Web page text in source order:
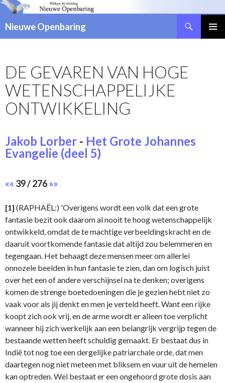
Nieuwe Openbaring
SPRINGEN
DE GEVAREN VAN HOGE
WETENSCHAPPELIJKE
ONTWIKKELING
Jakob Lorber - Het Grote Johannes
Evangelie (deel 5)
«« 39 / 276»»
[1] (RAPHAËL:) 'Overigens wordt een volk dat een grote
fantasie bezit ook daarom al nooit te hoog wetenschappelijk
ontwikkeld, omdat de te machtige verbeeldingskracht en de
daaruit voortkomende fantasie dat altijd zou belemmeren en
tegengaan. Het behaagt deze mensen meer om allerlei
onnozele beelden in hun fantasie te zien, dan om logisch juist
over het een of andere verschijnsel na te denken; overigens
komen de strenge boetedoeningen die je gezien hebt niet zo
vaak voor als jij denkt en men je verteld heeft. Want een rijke
koopt zich ook vrij, en de arme wordt er alleen toe verplicht
wanneer hij zich werkelijk aan een belangrijk vergrijp tegen de
bestaande wetten heeft schuldig gemaakt. Er bestaat dus in
Indië tot nog toe een dergelijke patriarchale orde, dat men
daartegen nog niet meteen met bliksem en vuur uit de hemelen
kan optreden. Wel bestaat er een ongehoord grote dosis aan